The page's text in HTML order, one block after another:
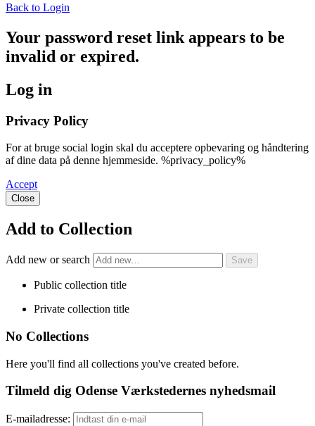
Back to Login
Your password reset link appears to be
invalid or expired.
Log in
Privacy Policy
For at bruge social login skal du acceptere opbevaring og håndtering
af dine data på denne hjemmeside. %privacy_policy%
Accept
Close
Add to Collection
Add new or search
Public collection title
Private collection title
No Collections
Here you'll find all collections you've created before.
Tilmeld dig Odense Værkstedernes nyhedsmail
E-mailadresse: